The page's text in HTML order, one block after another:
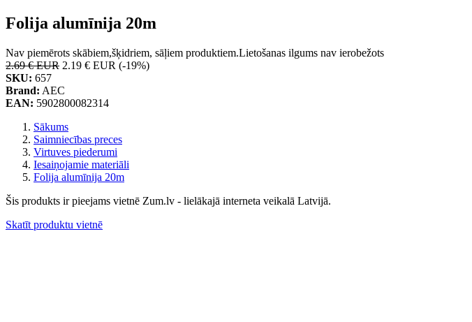
Folija alumīnija 20m
Nav piemērots skābiem,šķidriem, sāļiem produktiem.Lietošanas ilgums nav ierobežots
2.69 € EUR 2.19 € EUR (-19%)
SKU: 657
Brand: AEC
EAN: 5902800082314
Sākums
Saimniecības preces
Virtuves piederumi
Iesaiņojamie materiāli
Folija alumīnija 20m
Šis produkts ir pieejams vietnē Zum.lv - lielākajā interneta veikalā Latvijā.
Skatīt produktu vietnē